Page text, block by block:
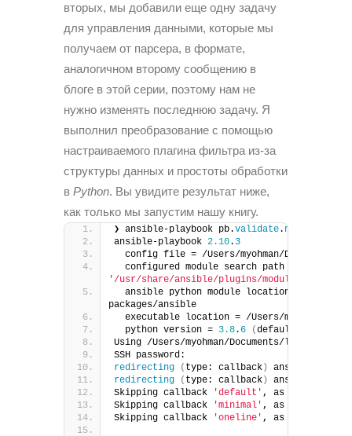
вторых, мы добавили еще одну задачу
для управления данными, которые мы
получаем от парсера, в формате,
аналогичном второму сообщению в
блоге в этой серии, поэтому нам не
нужно изменять последнюю задачу. Я
выполнил преобразование с помощью
настраиваемого плагина фильтра из-за
структуры данных и простоты обработки
в Python. Вы увидите результат ниже,
как только мы запустим нашу книгу.
❯ ansible-playbook pb.validate. neighbors
ansible-playbook 2.10. 3
config file = /Users/myohman/Documents/
  configured module search path =
'/usr/share/ansible/plugins/modules'
ansible python module location = /Users/
packages/ansible
executable location = /Users/myohman/
  python version =
3.8. 6 (default, Nov
Using /Users/myohman/Documents/local-dev/
SSH password:
redirecting
( type: callback) ansible.
redirecting
( type: callback) ansible.
Skipping callback
'default' , as we already
Skipping callback
'minimal' , as we already
Skipping callback
'oneline' , as we already